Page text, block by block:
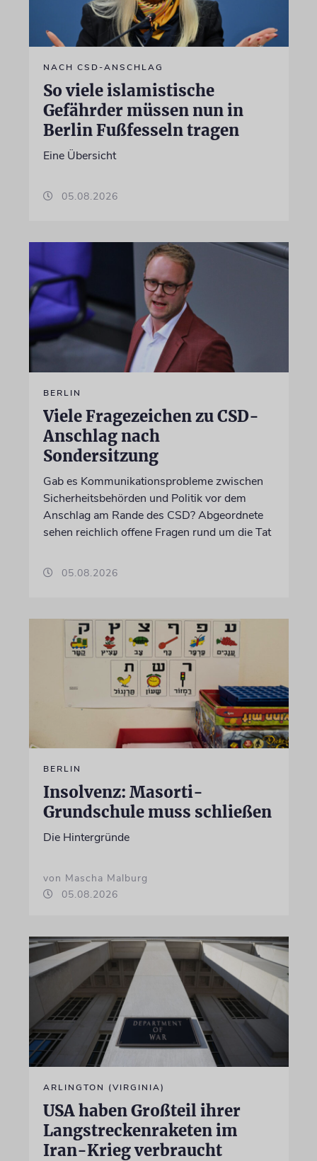
NACH CSD-ANSCHLAG
So viele islamistische
Gefährder müssen nun in
Berlin Fußfesseln tragen
Eine Übersicht
05.08.2026
BERLIN
Viele Fragezeichen zu CSD-
Anschlag nach
Sondersitzung
Gab es Kommunikationsprobleme zwischen
Sicherheitsbehörden und Politik vor dem
Anschlag am Rande des CSD? Abgeordnete
sehen reichlich offene Fragen rund um die Tat
05.08.2026
BERLIN
Insolvenz: Masorti-
Grundschule muss schließen
Die Hintergründe
von Mascha Malburg
05.08.2026
ARLINGTON (VIRGINIA)
USA haben Großteil ihrer
Langstreckenraketen im
Iran-Krieg verbraucht